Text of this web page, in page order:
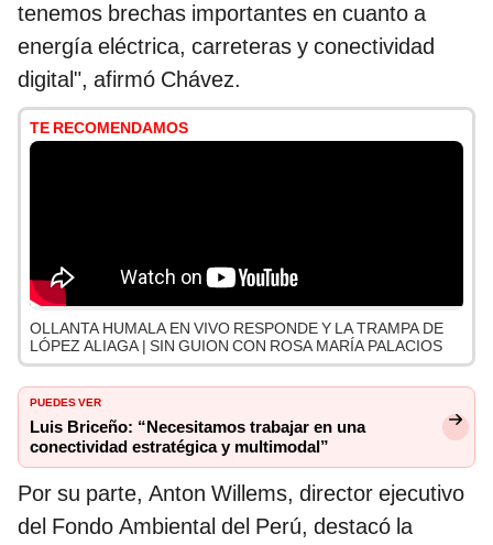
tenemos brechas importantes en cuanto a
energía eléctrica, carreteras y conectividad
digital", afirmó Chávez.
TE RECOMENDAMOS
OLLANTA HUMALA EN VIVO RESPONDE Y LA TRAMPA DE
LÓPEZ ALIAGA | SIN GUION CON ROSA MARÍA PALACIOS
PUEDES VER
Luis Briceño: “Necesitamos trabajar en una
conectividad estratégica y multimodal”
Por su parte, Anton Willems, director ejecutivo
del Fondo Ambiental del Perú, destacó la